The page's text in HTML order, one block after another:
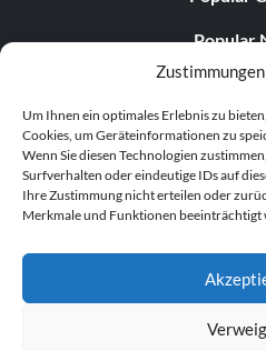
Um Ihnen ein optimales Erlebnis zu
Cookies, um Geräteinformationen zu
Wenn Sie diesen Technologien
Surfverhalten oder eindeutige IDs auf
Ihre Zustimmung nicht erteilen oder
Merkmale und Funktionen beeinträchtigt
Popular
Popular
Popular
LATEST